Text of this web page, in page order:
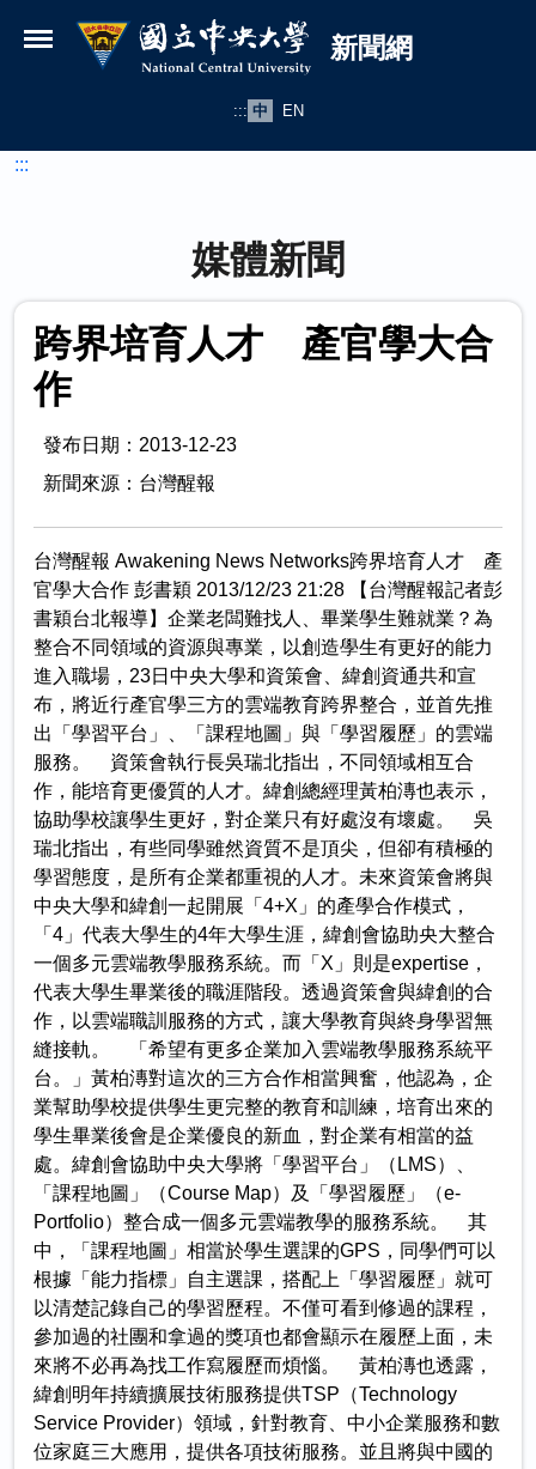
國立中央大學新聞網
新聞網
::: 中 EN
:::
媒體新聞
跨界培育人才 產官學大合
作
發布日期：2013-12-23
新聞來源：台灣醒報
台灣醒報 Awakening News Networks跨界培育人才 產
官學大合作 彭書穎 2013/12/23 21:28 【台灣醒報記者彭
書穎台北報導】企業老闆難找人、畢業學生難就業？為
整合不同領域的資源與專業，以創造學生有更好的能力
進入職場，23日中央大學和資策會、緯創資通共和宣
布，將近行產官學三方的雲端教育跨界整合，並首先推
出「學習平台」、「課程地圖」與「學習履歷」的雲端
服務。 資策會執行長吳瑞北指出，不同領域相互合
作，能培育更優質的人才。緯創總經理黃柏漙也表示，
協助學校讓學生更好，對企業只有好處沒有壞處。 吳
瑞北指出，有些同學雖然資質不是頂尖，但卻有積極的
學習態度，是所有企業都重視的人才。未來資策會將與
中央大學和緯創一起開展「4+X」的產學合作模式，
「4」代表大學生的4年大學生涯，緯創會協助央大整合
一個多元雲端教學服務系統。而「X」則是expertise，
代表大學生畢業後的職涯階段。透過資策會與緯創的合
作，以雲端職訓服務的方式，讓大學教育與終身學習無
縫接軌。 「希望有更多企業加入雲端教學服務系統平
台。」黃柏漙對這次的三方合作相當興奮，他認為，企
業幫助學校提供學生更完整的教育和訓練，培育出來的
學生畢業後會是企業優良的新血，對企業有相當的益
處。緯創會協助中央大學將「學習平台」（LMS）、
「課程地圖」（Course Map）及「學習履歷」（e-
Portfolio）整合成一個多元雲端教學的服務系統。 其
中，「課程地圖」相當於學生選課的GPS，同學們可以
根據「能力指標」自主選課，搭配上「學習履歷」就可
以清楚記錄自己的學習歷程。不僅可看到修過的課程，
參加過的社團和拿過的獎項也都會顯示在履歷上面，未
來將不必再為找工作寫履歷而煩惱。 黃柏漙也透露，
緯創明年持續擴展技術服務提供TSP（Technology
Service Provider）領域，針對教育、中小企業服務和數
位家庭三大應用，提供各項技術服務。並且將與中國的